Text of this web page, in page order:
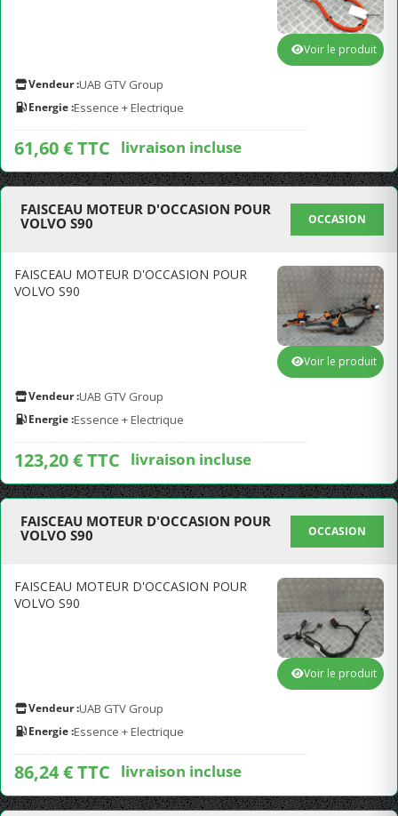
Vendeur :UAB GTV Group
Energie :Essence + Electrique
61,60 € TTC livraison incluse
Voir le produit
FAISCEAU MOTEUR D'OCCASION POUR
VOLVO S90
OCCASION
FAISCEAU MOTEUR D'OCCASION POUR
VOLVO S90
Vendeur :UAB GTV Group
Energie :Essence + Electrique
123,20 € TTC livraison incluse
Voir le produit
FAISCEAU MOTEUR D'OCCASION POUR
VOLVO S90
OCCASION
FAISCEAU MOTEUR D'OCCASION POUR
VOLVO S90
Vendeur :UAB GTV Group
Energie :Essence + Electrique
86,24 € TTC livraison incluse
Voir le produit